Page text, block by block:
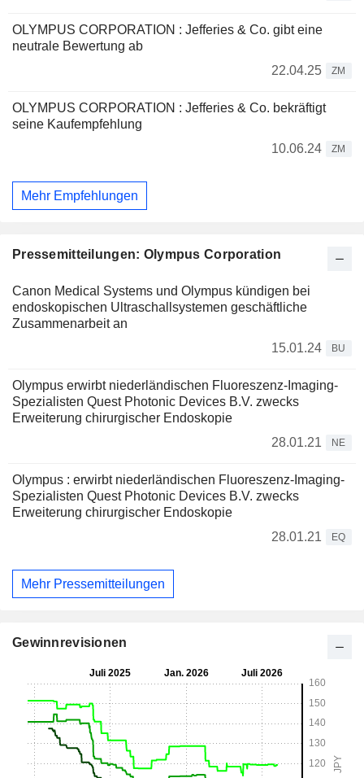
OLYMPUS CORPORATION : Jefferies & Co. gibt eine
neutrale Bewertung ab
22.04.25
ZM
OLYMPUS CORPORATION : Jefferies & Co. bekräftigt
seine Kaufempfehlung
10.06.24
ZM
Mehr Empfehlungen
Pressemitteilungen: Olympus Corporation
Canon Medical Systems und Olympus kündigen bei
endoskopischen Ultraschallsystemen geschäftliche
Zusammenarbeit an
15.01.24
BU
Olympus erwirbt niederländischen Fluoreszenz-Imaging-
Spezialisten Quest Photonic Devices B.V. zwecks
Erweiterung chirurgischer Endoskopie
28.01.21
NE
Olympus : erwirbt niederländischen Fluoreszenz-Imaging-
Spezialisten Quest Photonic Devices B.V. zwecks
Erweiterung chirurgischer Endoskopie
28.01.21
EQ
Mehr Pressemitteilungen
Gewinnrevisionen